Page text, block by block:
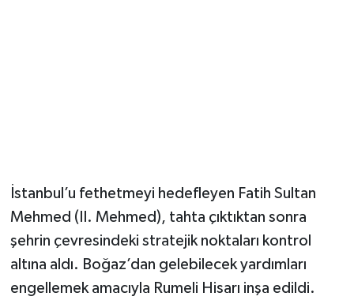
İstanbul’u fethetmeyi hedefleyen Fatih Sultan
Mehmed (II. Mehmed), tahta çıktıktan sonra
şehrin çevresindeki stratejik noktaları kontrol
altına aldı. Boğaz’dan gelebilecek yardımları
engellemek amacıyla Rumeli Hisarı inşa edildi.
Siyaset
Sokak Hayvanlarını Sahiplendirme
Sonsöz Özel